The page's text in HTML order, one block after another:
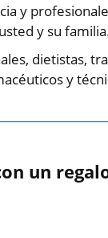
y
y su
dietistas,
y
un